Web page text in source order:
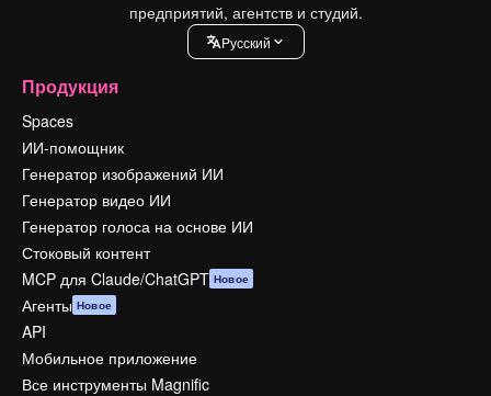
предприятий, агентств и студий.
Pусский
Продукция
Spaces
ИИ-помощник
Генератор изображений ИИ
Генератор видео ИИ
Генератор голоса на основе ИИ
Стоковый контент
MCP для Claude/ChatGPT Новое
Агенты Новое
API
Мобильное приложение
Все инструменты Magnific